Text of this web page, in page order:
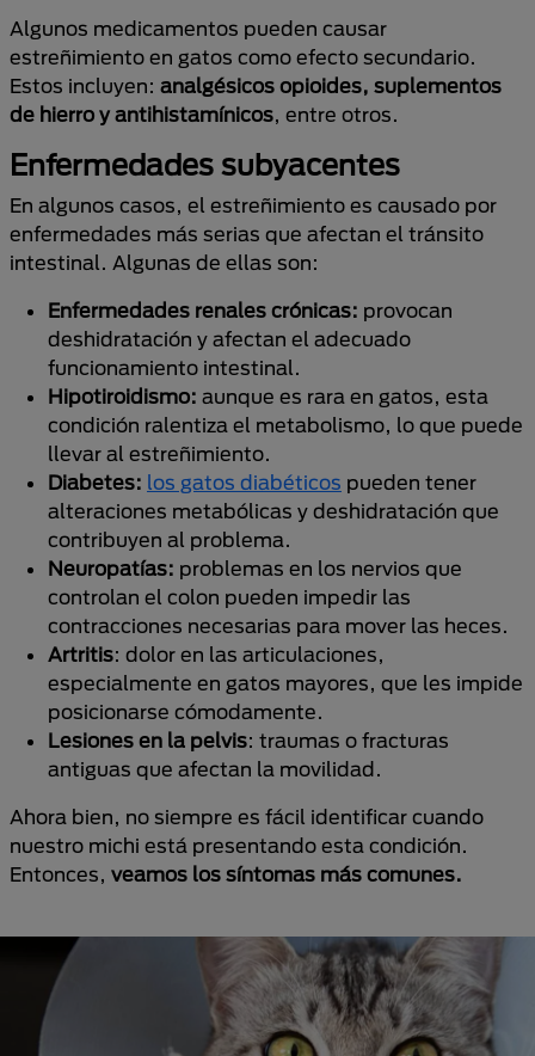
Algunos medicamentos pueden causar
estreñimiento en gatos como efecto secundario.
Estos incluyen: analgésicos opioides, suplementos
de hierro y antihistamínicos, entre otros.
Enfermedades subyacentes
En algunos casos, el estreñimiento es causado por
enfermedades más serias que afectan el tránsito
intestinal. Algunas de ellas son:
Enfermedades renales crónicas: provocan
deshidratación y afectan el adecuado
funcionamiento intestinal.
Hipotiroidismo: aunque es rara en gatos, esta
condición ralentiza el metabolismo, lo que puede
llevar al estreñimiento.
Diabetes: los gatos diabéticos pueden tener
alteraciones metabólicas y deshidratación que
contribuyen al problema.
Neuropatías: problemas en los nervios que
controlan el colon pueden impedir las
contracciones necesarias para mover las heces.
Artritis: dolor en las articulaciones,
especialmente en gatos mayores, que les impide
posicionarse cómodamente.
Lesiones en la pelvis: traumas o fracturas
antiguas que afectan la movilidad.
Ahora bien, no siempre es fácil identificar cuando
nuestro michi está presentando esta condición.
Entonces, veamos los síntomas más comunes.